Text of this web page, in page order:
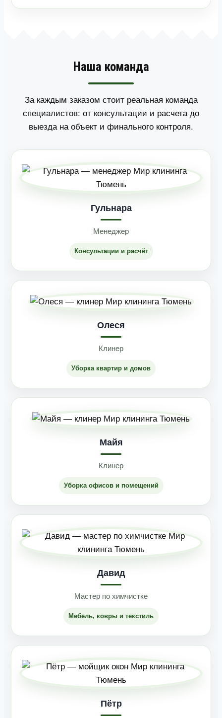
Наша команда
За каждым заказом стоит реальная команда
специалистов: от консультации и расчета до
выезда на объект и финального контроля.
Гульнара
Менеджер
Консультации и расчёт
Олеся
Клинер
Уборка квартир и домов
Майя
Клинер
Уборка офисов и помещений
Давид
Мастер по химчистке
Мебель, ковры и текстиль
Пётр